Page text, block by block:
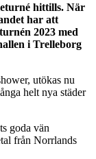
hittills. När
har att
2023 med
i Trelleborg
utökas nu
helt nya städer
goda vän
från Norrlands